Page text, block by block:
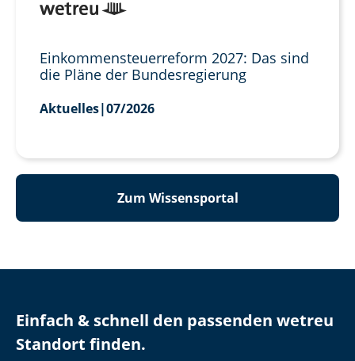
Einkommensteuerreform 2027: Das sind
die Pläne der Bundesregierung
Aktuelles|07/2026
Zum Wissensportal
Einfach & schnell den passenden wetreu
Standort finden.